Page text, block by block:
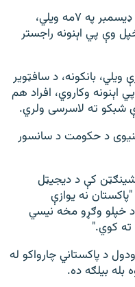
د پاکستان د مخابراتو ادارې (PTA) د ډیسمبر په ۷مه ویلي،
خپل وې پي اېنونه راجستر
ویلي، بانکونه، د سافټویر
اېنونه وکاروي، افراد هم
شبکو ته لاسرسی ولري.
د حکومت د سانسور
کې د دیجیټل
نه یوازې
د خپلو وګړو مخه نیسي
ته کوي."
د پاکستاني چارواکو له
بله بیلګه ده.